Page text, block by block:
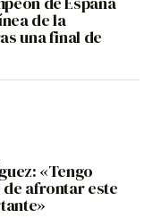
de la
una final de
«Tengo
de afrontar este